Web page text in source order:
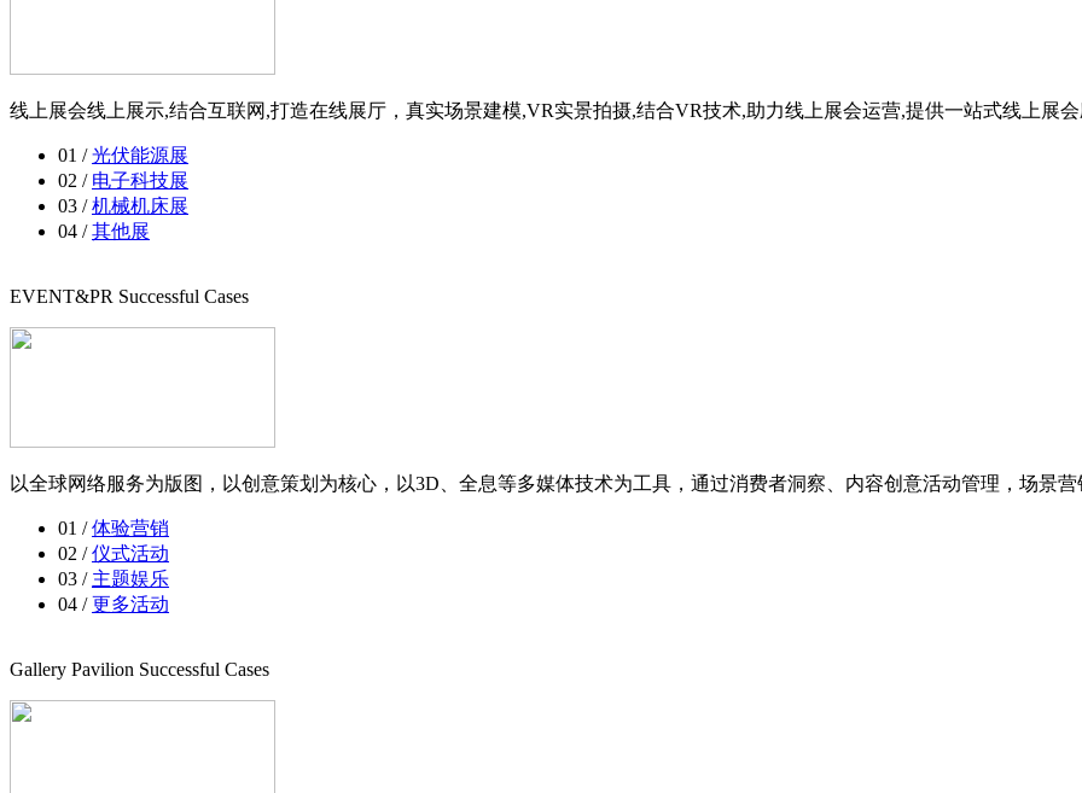
线上展会线上展示,结合互联网,打造在线展厅，真实场景建模,VR实景拍摄,结合VR技术,助力线上展会运营,提供一站式线上展会
01 /光伏能源展
02 / 电子科技展
03 /机械机床展
04 /其他展
EVENT&PR Successful Cases
以全球网络服务为版图，以创意策划为核心，以3D、全息等多媒体技术为工具，通过消费者洞察、内容创意活动管理，场景
01 /体验营销
02 /仪式活动
03 / 主题娱乐
04 /更多活动
Gallery Pavilion Successful Cases